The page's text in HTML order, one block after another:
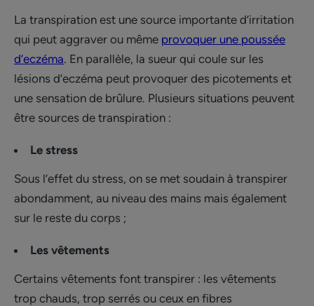
La transpiration est une source importante d’irritation
qui peut aggraver ou même provoquer une poussée
d’eczéma. En parallèle, la sueur qui coule sur les
lésions d’eczéma peut provoquer des picotements et
une sensation de brûlure. Plusieurs situations peuvent
être sources de transpiration :
Le stress
Sous l’effet du stress, on se met soudain à transpirer
abondamment, au niveau des mains mais également
sur le reste du corps ;
Les vêtements
Certains vêtements font transpirer : les vêtements
trop chauds, trop serrés ou ceux en fibres